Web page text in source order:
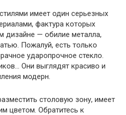
имеет один серьезных
фактура которых
дизайне — обилие металла,
Пожалуй, есть только
ударопрочное стекло.
Они выглядят красиво и
модерн.
столовую зону, имеет
цветом. Обратитесь к